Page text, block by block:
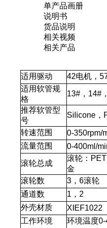
单产品画册
说明书
货品说明
相关视频
相关产品
适用驱动 42电机，
适用软管规
格
13#， 14#，
推荐软管型
号
Silicone，
转速范围
0-350rpm/
流量范围
0-400ml/
滚轮总成
滚轮： PET
金
滚轮数
3， 6滚轮
通道数
1 ， 2
外壳材质
XIEF1022
工作环境
环境温度0-